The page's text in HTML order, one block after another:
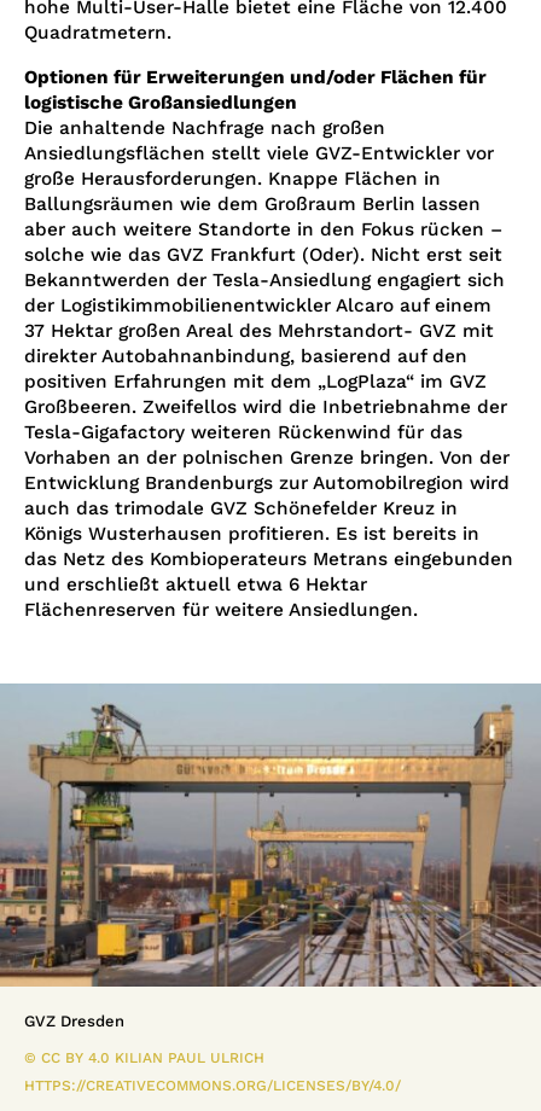
hohe Multi-User-Halle bietet eine Fläche von 12.400
Quadratmetern.
Optionen für Erweiterungen und/oder Flächen für
logistische Großansiedlungen
Die anhaltende Nachfrage nach großen
Ansiedlungsflächen stellt viele GVZ-Entwickler vor
große Herausforderungen. Knappe Flächen in
Ballungsräumen wie dem Großraum Berlin lassen
aber auch weitere Standorte in den Fokus rücken –
solche wie das GVZ Frankfurt (Oder). Nicht erst seit
Bekanntwerden der Tesla-Ansiedlung engagiert sich
der Logistikimmobilienentwickler Alcaro auf einem
37 Hektar großen Areal des Mehrstandort- GVZ mit
direkter Autobahnanbindung, basierend auf den
positiven Erfahrungen mit dem „LogPlaza“ im GVZ
Großbeeren. Zweifellos wird die Inbetriebnahme der
Tesla-Gigafactory weiteren Rückenwind für das
Vorhaben an der polnischen Grenze bringen. Von der
Entwicklung Brandenburgs zur Automobilregion wird
auch das trimodale GVZ Schönefelder Kreuz in
Königs Wusterhausen profitieren. Es ist bereits in
das Netz des Kombioperateurs Metrans eingebunden
und erschließt aktuell etwa 6 Hektar
Flächenreserven für weitere Ansiedlungen.
GVZ Dresden
© CC BY 4.0 KILIAN PAUL ULRICH
HTTPS://CREATIVECOMMONS.ORG/LICENSES/BY/4.0/